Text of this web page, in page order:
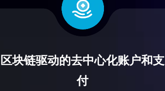
区块链驱动的去中心化账户和支
付